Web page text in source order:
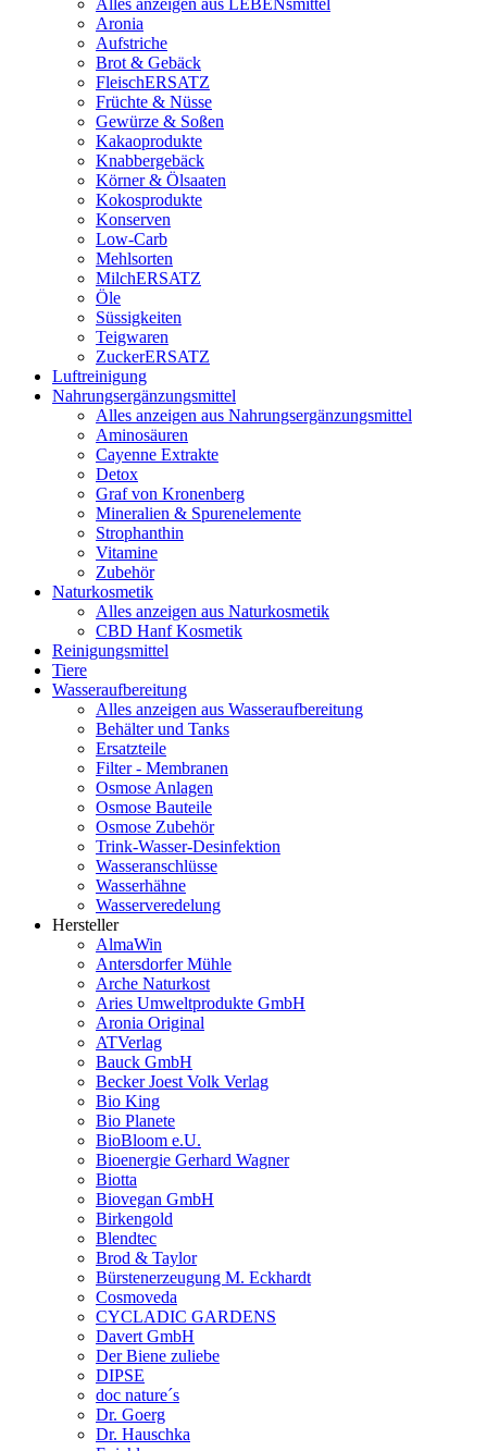
Aronia
Aufstriche
Brot & Gebäck
FleischERSATZ
Früchte & Nüsse
Gewürze & Soßen
Kakaoprodukte
Knabbergebäck
Körner & Ölsaaten
Kokosprodukte
Konserven
Low-Carb
Mehlsorten
MilchERSATZ
Öle
Süssigkeiten
Teigwaren
ZuckerERSATZ
Luftreinigung
Nahrungsergänzungsmittel
Alles anzeigen aus Nahrungsergänzungsmittel
Aminosäuren
Cayenne Extrakte
Detox
Graf von Kronenberg
Mineralien & Spurenelemente
Strophanthin
Vitamine
Zubehör
Naturkosmetik
Alles anzeigen aus Naturkosmetik
CBD Hanf Kosmetik
Reinigungsmittel
Tiere
Wasseraufbereitung
Alles anzeigen aus Wasseraufbereitung
Behälter und Tanks
Ersatzteile
Filter - Membranen
Osmose Anlagen
Osmose Bauteile
Osmose Zubehör
Trink-Wasser-Desinfektion
Wasseranschlüsse
Wasserhähne
Wasserveredelung
Hersteller
AlmaWin
Antersdorfer Mühle
Arche Naturkost
Aries Umweltprodukte GmbH
Aronia Original
ATVerlag
Bauck GmbH
Becker Joest Volk Verlag
Bio King
Bio Planete
BioBloom e.U.
Bioenergie Gerhard Wagner
Biotta
Biovegan GmbH
Birkengold
Blendtec
Brod & Taylor
Bürstenerzeugung M. Eckhardt
Cosmoveda
CYCLADIC GARDENS
Davert GmbH
Der Biene zuliebe
DIPSE
doc nature´s
Dr. Goerg
Dr. Hauschka